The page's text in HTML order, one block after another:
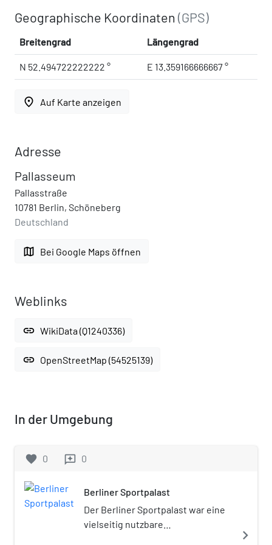
Geographische Koordinaten(GPS)
Breitengrad Längengrad
N 52.494722222222 ° E 13.359166666667 °
place Auf Karte anzeigen
Adresse
Pallasseum
Pallasstraße
10781 Berlin, Schöneberg
Deutschland
map Bei Google Maps öffnen
Weblinks
link WikiData (Q1240336)
link OpenStreetMap (54525139)
In der Umgebung
favorite 0 reviews 0
Berliner Sportpalast
Der Berliner Sportpalast war eine
vielseitig nutzbare
navigate_next